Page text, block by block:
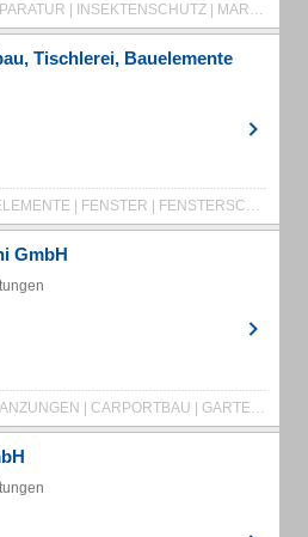
FENSTER | GLAS | GLASREPARATUR | INSEKTENSCHUTZ | MARKISEN | ROLLLÄDEN | SPIEGEL | TROCKENBAU
Tischlerei, Bauelemente
BALKONGELÄNDER | BAUELEMENTE | FENSTER | FENSTERSCHUTZGITTER | HANDWERK | METALLBAU
GmbH
BAUMFÄLLUNGEN | BEPFLANZUNGEN | CARPORTBAU | GARTEN- UND LANDSCHAFTSBAU | GARTENBAU